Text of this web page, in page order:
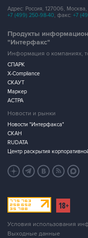
Адрес: Россия, 127006, Москва,
+7 (499) 250-98-40, факс: +7
Продукты
"Интерфакс"
Информация о компаниях,
СПАРК
X-Compliance
СКАУТ
Маркер
АСТРА
Новости и рынки
Новости "Интерфакса"
СКАН
RUDATA
Центр раскрытия
Условия использования
Выходные данные